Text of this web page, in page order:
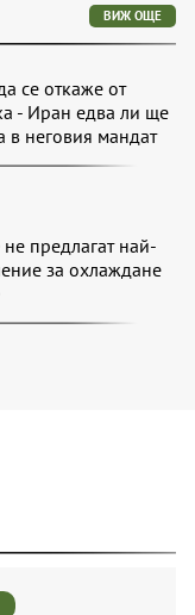
ВИЖ ОЩЕ
се откаже от
- Иран едва ли ще
в неговия мандат
предлагат най-
за охлаждане